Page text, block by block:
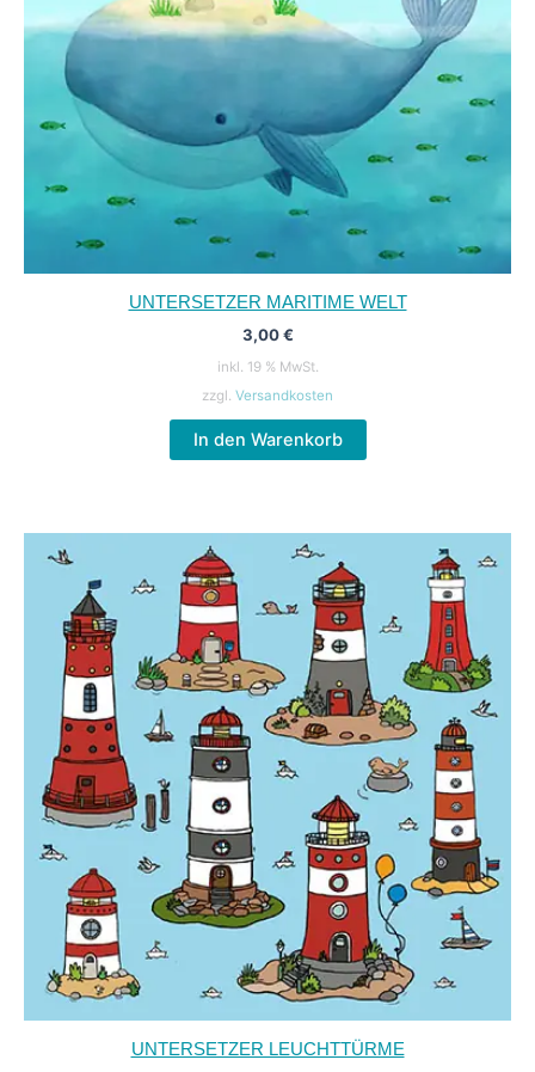
UNTERSETZER MARITIME WELT
3,00€
inkl. 19 % MwSt.
zzgl. Versandkosten
In den Warenkorb
UNTERSETZER LEUCHTTÜRME